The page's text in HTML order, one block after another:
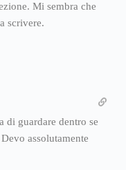
Mi sembra che
scrivere.
di guardare dentro se
assolutamente